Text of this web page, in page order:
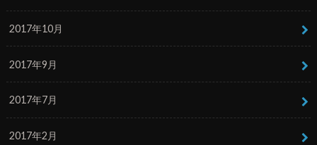
2017年10月
2017年9月
2017年7月
2017年2月